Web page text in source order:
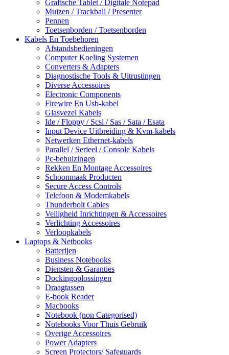
Grafische Tablet / Digitale Notepad
Muizen / Trackball / Presenter
Pennen
Toetsenborden / Toetsenborden
Kabels En Toebehoren
Afstandsbedieningen
Computer Koeling Systemen
Converters & Adapters
Diagnostische Tools & Uitrustingen
Diverse Accessoires
Electronic Components
Firewire En Usb-kabel
Glasvezel Kabels
Ide / Floppy / Scsi / Sas / Sata / Esata
Input Device Uitbreiding & Kvm-kabels
Netwerken Ethernet-kabels
Parallel / Serieel / Console Kabels
Pc-behuizingen
Rekken En Montage Accessoires
Schoonmaak Producten
Secure Access Controls
Telefoon & Modemkabels
Thunderbolt Cables
Veiligheid Inrichtingen & Accessoires
Verlichting Accessoires
Verloopkabels
Laptops & Netbooks
Batterijen
Business Notebooks
Diensten & Garanties
Dockingoplossingen
Draagtassen
E-book Reader
Macbooks
Notebook (non Categorised)
Notebooks Voor Thuis Gebruik
Overige Accessoires
Power Adapters
Screen Protectors/ Safeguards